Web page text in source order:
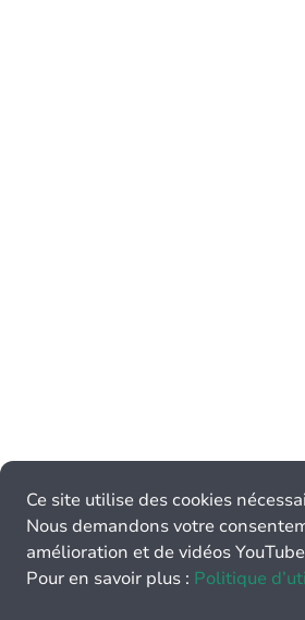
Ce site utilise des cookies
Nous demandons votre
amélioration et de vidéos
Pour en savoir plus : Politique